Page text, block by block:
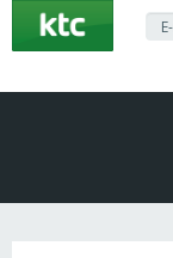
hovedindhold